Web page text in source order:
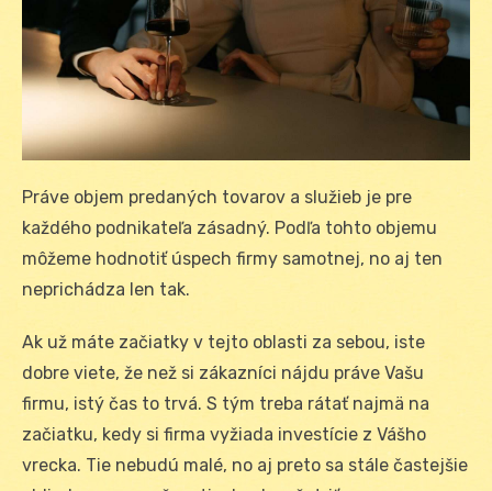
Práve objem predaných tovarov a služieb je pre
každého podnikateľa zásadný. Podľa tohto objemu
môžeme hodnotiť úspech firmy samotnej, no aj ten
neprichádza len tak.
Ak už máte začiatky v tejto oblasti za sebou, iste
dobre viete, že než si zákazníci nájdu práve Vašu
firmu, istý čas to trvá. S tým treba rátať najmä na
začiatku, kedy si firma vyžiada investície z Vášho
vrecka. Tie nebudú malé, no aj preto sa stále častejšie